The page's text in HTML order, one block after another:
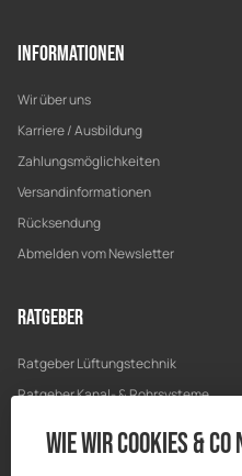
Informationen
Wir über uns
Karriere / Ausbildung
Zahlungsmöglichkeiten
Versandinformationen
Rücksendung
Abmelden vom Newsletter
Ratgeber
Ratgeber Lüftungstechnik
Ratgeber Kanal- & Rohrsysteme
Ratgeber Bau & Trockenbau
Wie wir Cookies &